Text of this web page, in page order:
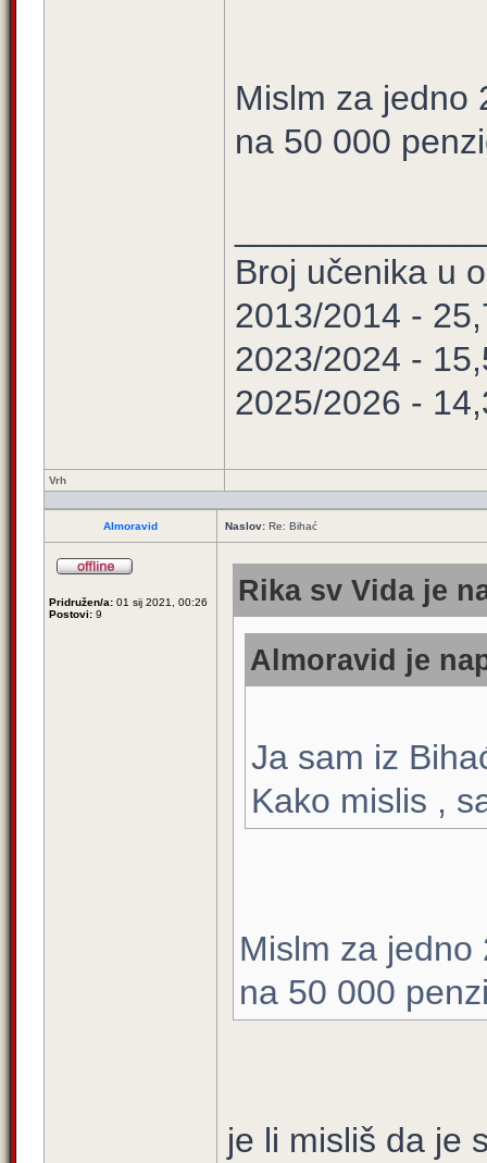
Mislm za jedno
na 50 000
Broj učenika u
2013/2014 -
2023/2024 -
2025/2026 -
Vrh
Almoravid Naslov: Re: Bihać
Pridružen/a: 01 sij 2021, 00:26
Postovi: 9
Rika sv Vida je
Almoravid je
Ja sam iz
Kako mislis ,
Mislm za jedno
na 50 000
je li misliš da je